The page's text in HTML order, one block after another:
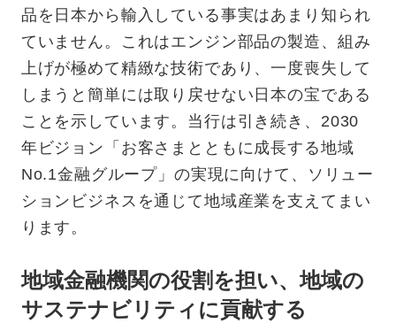
品を日本から輸入している事実はあまり知られ
ていません。これはエンジン部品の製造、組み
上げが極めて精緻な技術であり、一度喪失して
しまうと簡単には取り戻せない日本の宝である
ことを示しています。当行は引き続き、2030
年ビジョン「お客さまとともに成長する地域
No.1金融グループ」の実現に向けて、ソリュー
ションビジネスを通じて地域産業を支えてまい
ります。
地域金融機関の役割を担い、地域の
サステナビリティに貢献する